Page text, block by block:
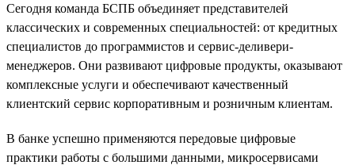
Сегодня команда БСПБ объединяет представителей
классических и современных специальностей: от кредитных
специалистов до программистов и сервис-деливери-
менеджеров. Они развивают цифровые продукты, оказывают
комплексные услуги и обеспечивают качественный
клиентский сервис корпоративным и розничным клиентам.
В банке успешно применяются передовые цифровые
практики работы с большими данными, микросервисами